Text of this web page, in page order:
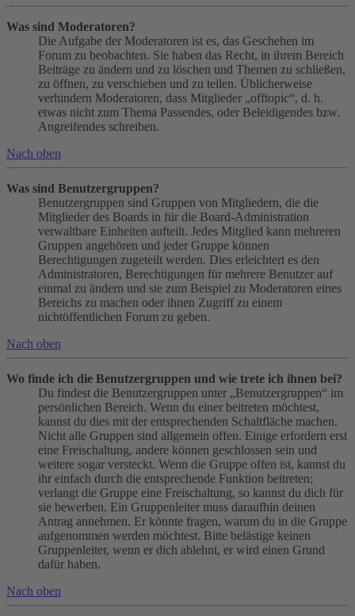
Was sind Moderatoren?
Die Aufgabe der Moderatoren ist es, das Geschehen im
Forum zu beobachten. Sie haben das Recht, in ihrem Bereich
Beiträge zu ändern und zu löschen und Themen zu schließen,
zu öffnen, zu verschieben und zu teilen. Üblicherweise
verhindern Moderatoren, dass Mitglieder „offtopic“, d. h.
etwas nicht zum Thema Passendes, oder Beleidigendes bzw.
Angreifendes schreiben.
Nach oben
Was sind Benutzergruppen?
Benutzergruppen sind Gruppen von Mitgliedern, die die
Mitglieder des Boards in für die Board-Administration
verwaltbare Einheiten aufteilt. Jedes Mitglied kann mehreren
Gruppen angehören und jeder Gruppe können
Berechtigungen zugeteilt werden. Dies erleichtert es den
Administratoren, Berechtigungen für mehrere Benutzer auf
einmal zu ändern und sie zum Beispiel zu Moderatoren eines
Bereichs zu machen oder ihnen Zugriff zu einem
nichtöffentlichen Forum zu geben.
Nach oben
Wo finde ich die Benutzergruppen und wie trete ich ihnen bei?
Du findest die Benutzergruppen unter „Benutzergruppen“ im
persönlichen Bereich. Wenn du einer beitreten möchtest,
kannst du dies mit der entsprechenden Schaltfläche machen.
Nicht alle Gruppen sind allgemein offen. Einige erfordern erst
eine Freischaltung, andere können geschlossen sein und
weitere sogar versteckt. Wenn die Gruppe offen ist, kannst du
ihr einfach durch die entsprechende Funktion beitreten;
verlangt die Gruppe eine Freischaltung, so kannst du dich für
sie bewerben. Ein Gruppenleiter muss daraufhin deinen
Antrag annehmen. Er könnte fragen, warum du in die Gruppe
aufgenommen werden möchtest. Bitte belästige keinen
Gruppenleiter, wenn er dich ablehnt, er wird einen Grund
dafür haben.
Nach oben